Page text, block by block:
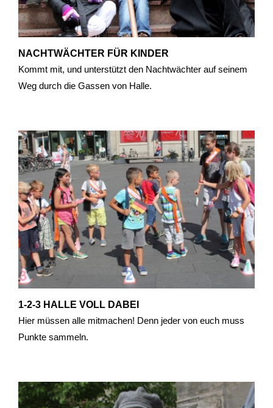
NACHTWÄCHTER FÜR KINDER
Kommt mit, und unterstützt den Nachtwächter auf seinem
Weg durch die Gassen von Halle.
1-2-3 HALLE VOLL DABEI
Hier müssen alle mitmachen! Denn jeder von euch muss
Punkte sammeln.